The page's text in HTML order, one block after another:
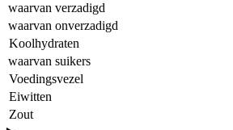
waarvan verzadigd
waarvan onverzadigd
Koolhydraten
waarvan suikers
Voedingsvezel
Eiwitten
Zout